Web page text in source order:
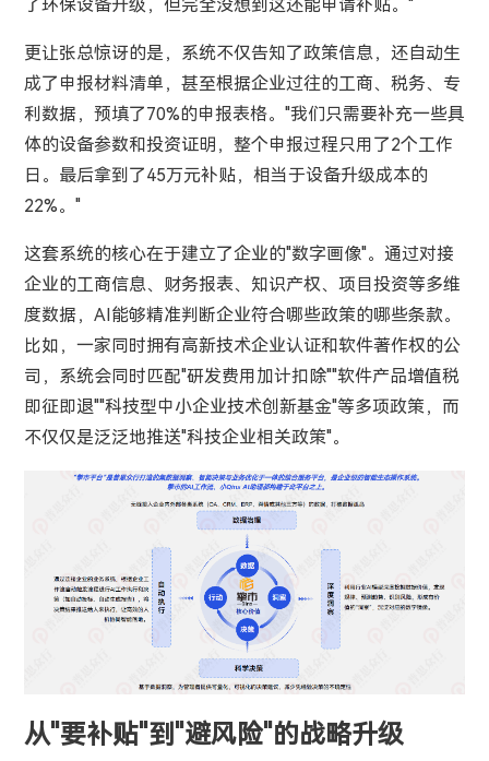
了环保设备升级，但完全没想到这还能申请补贴。"
更让张总惊讶的是，系统不仅告知了政策信息，还自动生
成了申报材料清单，甚至根据企业过往的工商、税务、专
利数据，预填了70%的申报表格。"我们只需要补充一些具
体的设备参数和投资证明，整个申报过程只用了2个工作
日。最后拿到了45万元补贴，相当于设备升级成本的
22%。"
这套系统的核心在于建立了企业的"数字画像"。通过对接
企业的工商信息、财务报表、知识产权、项目投资等多维
度数据，AI能够精准判断企业符合哪些政策的哪些条款。
比如，一家同时拥有高新技术企业认证和软件著作权的公
司，系统会同时匹配"研发费用加计扣除""软件产品增值税
即征即退""科技型中小企业技术创新基金"等多项政策，而
不仅仅是泛泛地推送"科技企业相关政策"。
从"要补贴"到"避风险"的战略升级